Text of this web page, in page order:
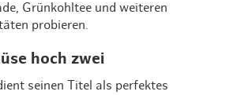
Grünkohltee und weiteren
probieren.
hoch zwei
seinen Titel als perfektes